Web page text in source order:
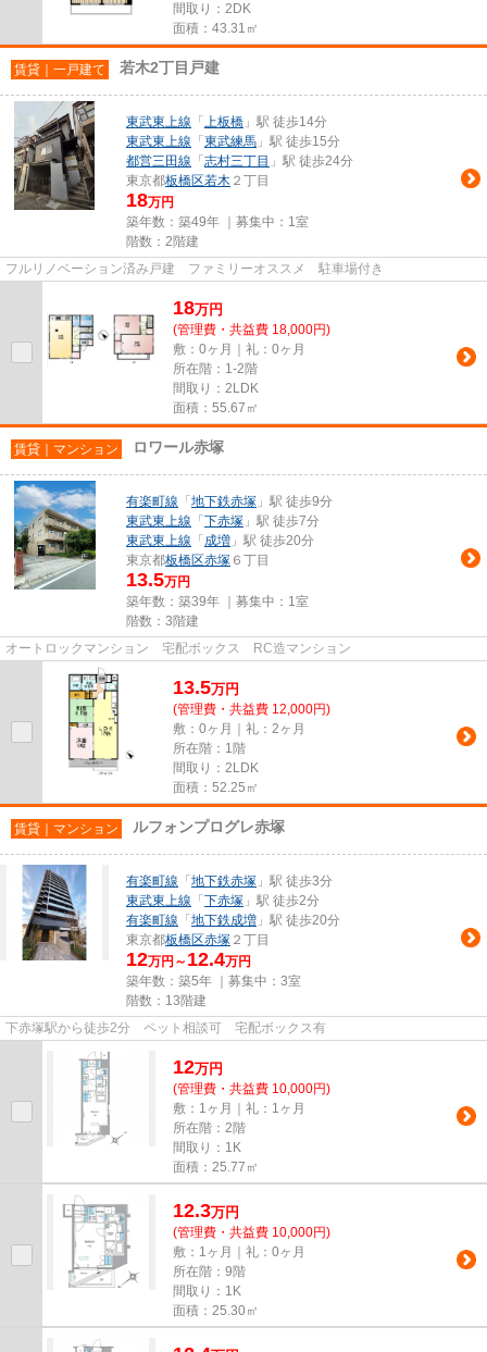
間取り：2DK
面積：43.31㎡
賃貸｜一戸建て 若木2丁目戸建
東武東上線 「 上板橋 」駅 徒歩14分
東武東上線 「 東武練馬 」駅 徒歩15分
都営三田線 「 志村三丁目 」駅 徒歩24分
東京都板橋区若木 ２丁目
18万円
築年数：築49年 ｜募集中： 1室
階数：2階建
フルリノベーション済み戸建 ファミリーオススメ 駐車場付き
18万円
(管理費・共益費 18,000円)
敷：0ヶ月｜礼：0ヶ月
所在階：1-2階
間取り：2LDK
面積：55.67㎡
賃貸｜マンション ロワール赤塚
有楽町線 「 地下鉄赤塚 」駅 徒歩9分
東武東上線 「 下赤塚 」駅 徒歩7分
東武東上線 「 成増 」駅 徒歩20分
東京都板橋区赤塚 ６丁目
13.5万円
築年数：築39年 ｜募集中： 1室
階数：3階建
オートロックマンション 宅配ボックス RC造マンション
13.5万円
(管理費・共益費 12,000円)
敷：0ヶ月｜礼：2ヶ月
所在階：1階
間取り：2LDK
面積：52.25㎡
賃貸｜マンション ルフォンプログレ赤塚
有楽町線 「 地下鉄赤塚 」駅 徒歩3分
東武東上線 「 下赤塚 」駅 徒歩2分
有楽町線 「 地下鉄成増 」駅 徒歩20分
東京都板橋区赤塚 ２丁目
12万円～ 12.4万円
築年数：築5年 ｜募集中： 3室
階数：13階建
下赤塚駅から徒歩2分 ペット相談可 宅配ボックス有
12万円
(管理費・共益費 10,000円)
敷：1ヶ月｜礼：1ヶ月
所在階：2階
間取り：1K
面積：25.77㎡
12.3万円
(管理費・共益費 10,000円)
敷：1ヶ月｜礼：0ヶ月
所在階：9階
間取り：1K
面積：25.30㎡